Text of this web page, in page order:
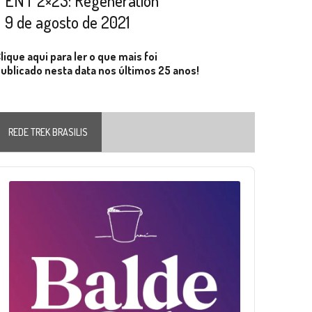
9 de agosto de 2021
aqui para ler o que mais foi
nesta data nos últimos 25 anos!
REDE TREK BRASILIS
Player